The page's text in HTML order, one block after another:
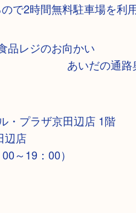
で2時間無料駐車場を
1階の食品レジの
あいだの通路奥 お
・プラザ京田辺店 1階
辺店
～19：00）